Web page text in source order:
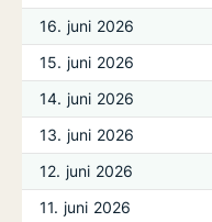
16. juni 2026
15. juni 2026
14. juni 2026
13. juni 2026
12. juni 2026
11. juni 2026